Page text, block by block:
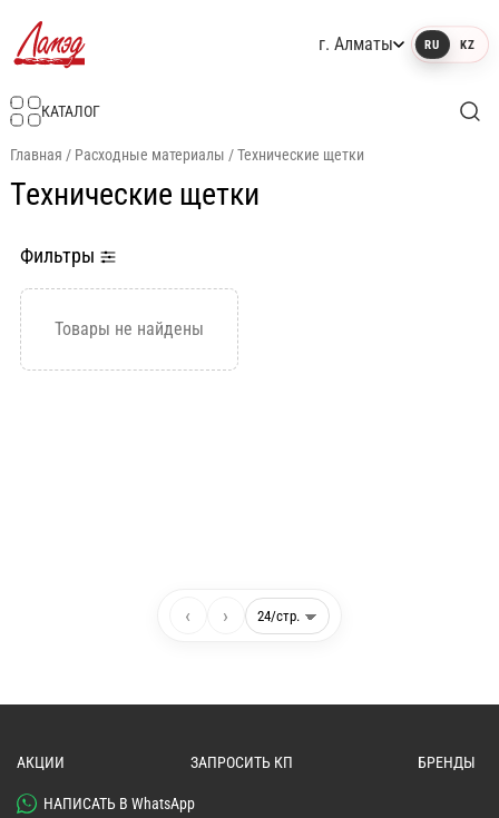
г. Алматы RU KZ
КАТАЛОГ
Главная / Расходные материалы /Технические щетки
Технические щетки
Фильтры
Товары не найдены
‹ ›
АКЦИИ ЗАПРОСИТЬ КП БРЕНДЫ
НАПИСАТЬ В WhatsApp